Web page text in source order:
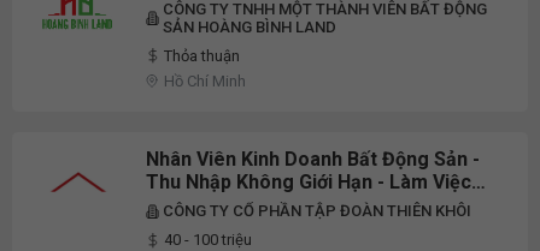
CÔNG TY TNHH MỘT THÀNH VIÊN BẤT ĐỘNG
SẢN HOÀNG BÌNH LAND
Thỏa thuận
Hồ Chí Minh
Nhân Viên Kinh Doanh Bất Động Sản -
Thu Nhập Không Giới Hạn - Làm Việc
Tại Hồ Chí Minh
CÔNG TY CỔ PHẦN TẬP ĐOÀN THIÊN KHÔI
40 - 100 triệu